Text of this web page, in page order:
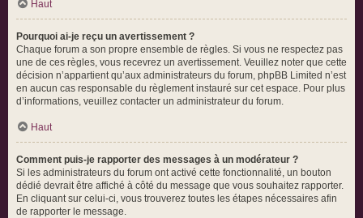
Haut
Pourquoi ai-je reçu un avertissement ?
Chaque forum a son propre ensemble de règles. Si vous ne respectez pas
une de ces règles, vous recevrez un avertissement. Veuillez noter que cette
décision n’appartient qu’aux administrateurs du forum, phpBB Limited n’est
en aucun cas responsable du règlement instauré sur cet espace. Pour plus
d’informations, veuillez contacter un administrateur du forum.
Haut
Comment puis-je rapporter des messages à un modérateur ?
Si les administrateurs du forum ont activé cette fonctionnalité, un bouton
dédié devrait être affiché à côté du message que vous souhaitez rapporter.
En cliquant sur celui-ci, vous trouverez toutes les étapes nécessaires afin
de rapporter le message.